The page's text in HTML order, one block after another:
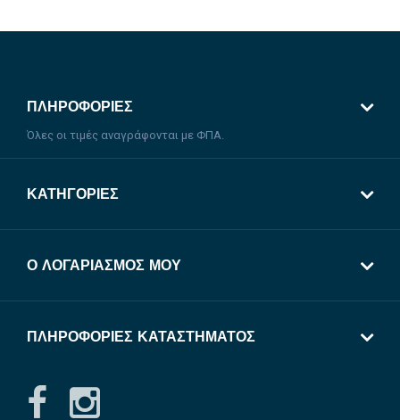
ΠΛΗΡΟΦΟΡΊΕΣ
Όλες οι τιμές αναγράφονται με ΦΠΑ.
ΚΑΤΗΓΟΡΊΕΣ
Ο ΛΟΓΑΡΙΑΣΜΌΣ ΜΟΥ
ΠΛΗΡΟΦΟΡΊΕΣ ΚΑΤΑΣΤΉΜΑΤΟΣ